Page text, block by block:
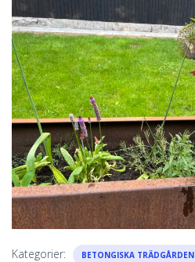
Kategorier: BETONGISKA TRÄDGÅRDEN